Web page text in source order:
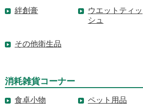
絆創膏
ウエットティッ
シュ
その他衛生品
消耗雑貨コーナー
食卓小物 ペット用品